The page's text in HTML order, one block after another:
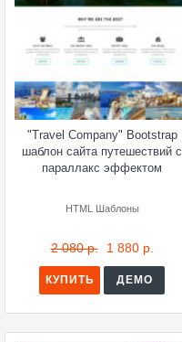
"Travel Company" Bootstrap
шаблон сайта путешествий с
параллакс эффектом
HTML Шаблоны
2 080 р. 1 880 р.
КУПИТЬ ДЕМО